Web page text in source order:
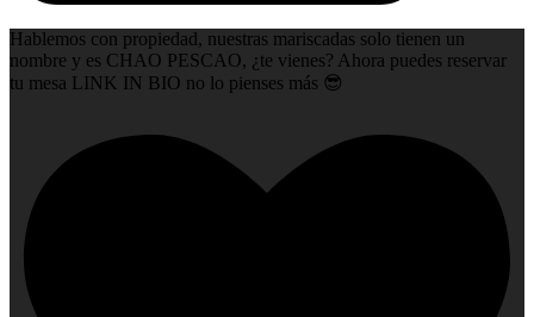
Hablemos con propiedad, nuestras mariscadas solo tienen un
nombre y es CHAO PESCAO, ¿te vienes? Ahora puedes reservar
tu mesa LINK IN BIO no lo pienses más 😎